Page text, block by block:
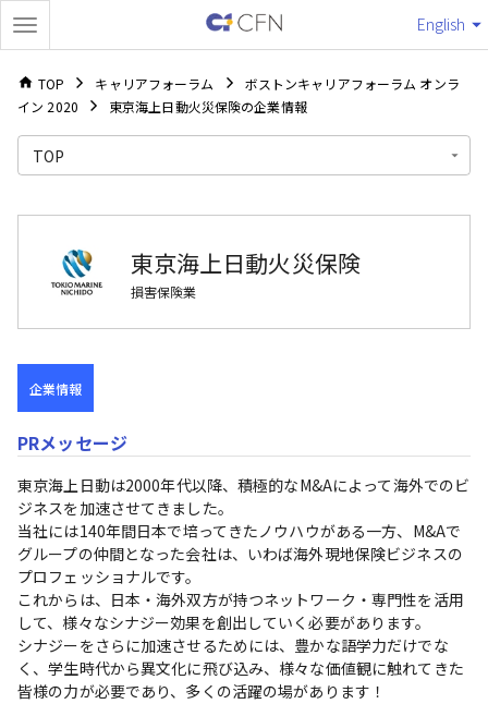
English
TOP キャリアフォーラム
ボストンキャリアフォーラム オンラ
イン 2020
東京海上日動火災保険の企業情報
TOP
東京海上日動火災保険
損害保険業
企業情報
PRメッセージ
東京海上日動は2000年代以降、積極的なM&Aによって海外でのビ
ジネスを加速させてきました。
当社には140年間日本で培ってきたノウハウがある一方、M&Aで
グループの仲間となった会社は、いわば海外現地保険ビジネスの
プロフェッショナルです。
これからは、日本・海外双方が持つネットワーク・専門性を活用
して、様々なシナジー効果を創出していく必要があります。
シナジーをさらに加速させるためには、豊かな語学力だけでな
く、学生時代から異文化に飛び込み、様々な価値観に触れてきた
皆様の力が必要であり、多くの活躍の場があります！